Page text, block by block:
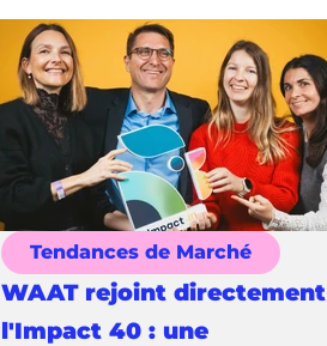
Tendances de Marché
WAAT rejoint directement
l'Impact 40 : une